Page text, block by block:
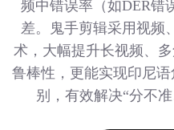
频中错误率（如DER错
差。鬼手剪辑采用视频
术，大幅提升长视频、
鲁棒性，更能实现印尼
别，有效解决“分不